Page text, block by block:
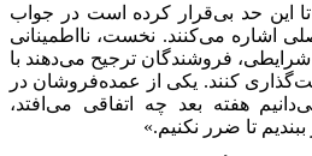
تا این حد بی‌قرار کرده است در جواب
اشاره می‌کنند. نخست، نااطمینانی
فروشندگان ترجیح می‌دهند با
کنند. یکی از عمده‌فروشان در
هفته بعد چه اتفاقی می‌افتد،
تا ضرر نکنیم.»